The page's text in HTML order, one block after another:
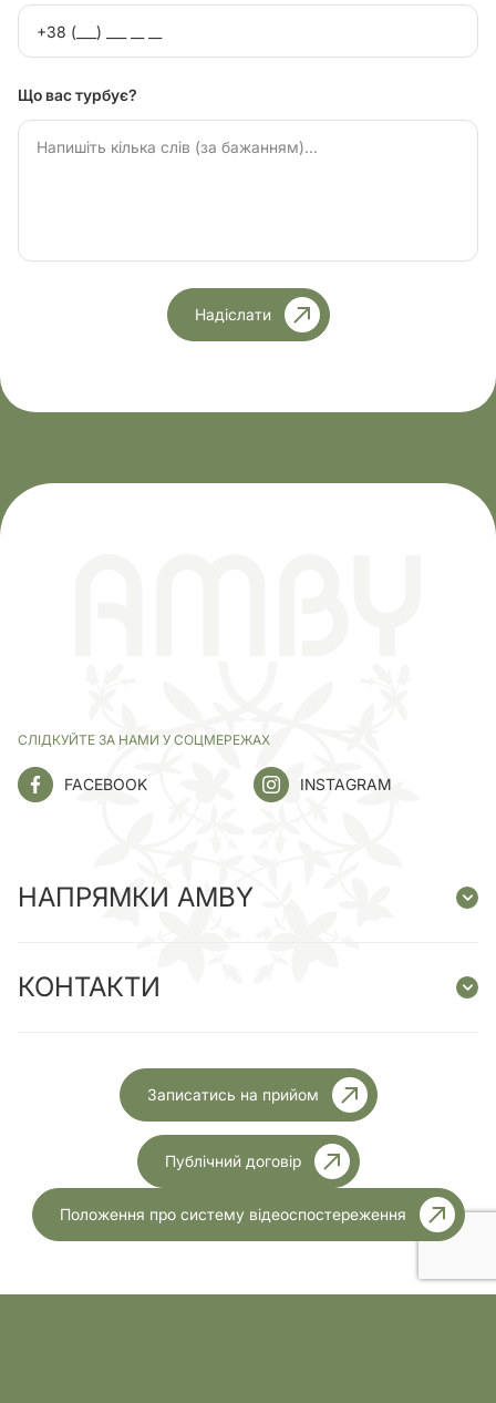
Що вас турбує?
Надіслати
СЛІДКУЙТЕ ЗА НАМИ У СОЦМЕРЕЖАХ
FACEBOOK INSTAGRAM
НАПРЯМКИ AMBY
КОНТАКТИ
Записатись на прийом
Публічний договір
Положення про систему відеоспостереження